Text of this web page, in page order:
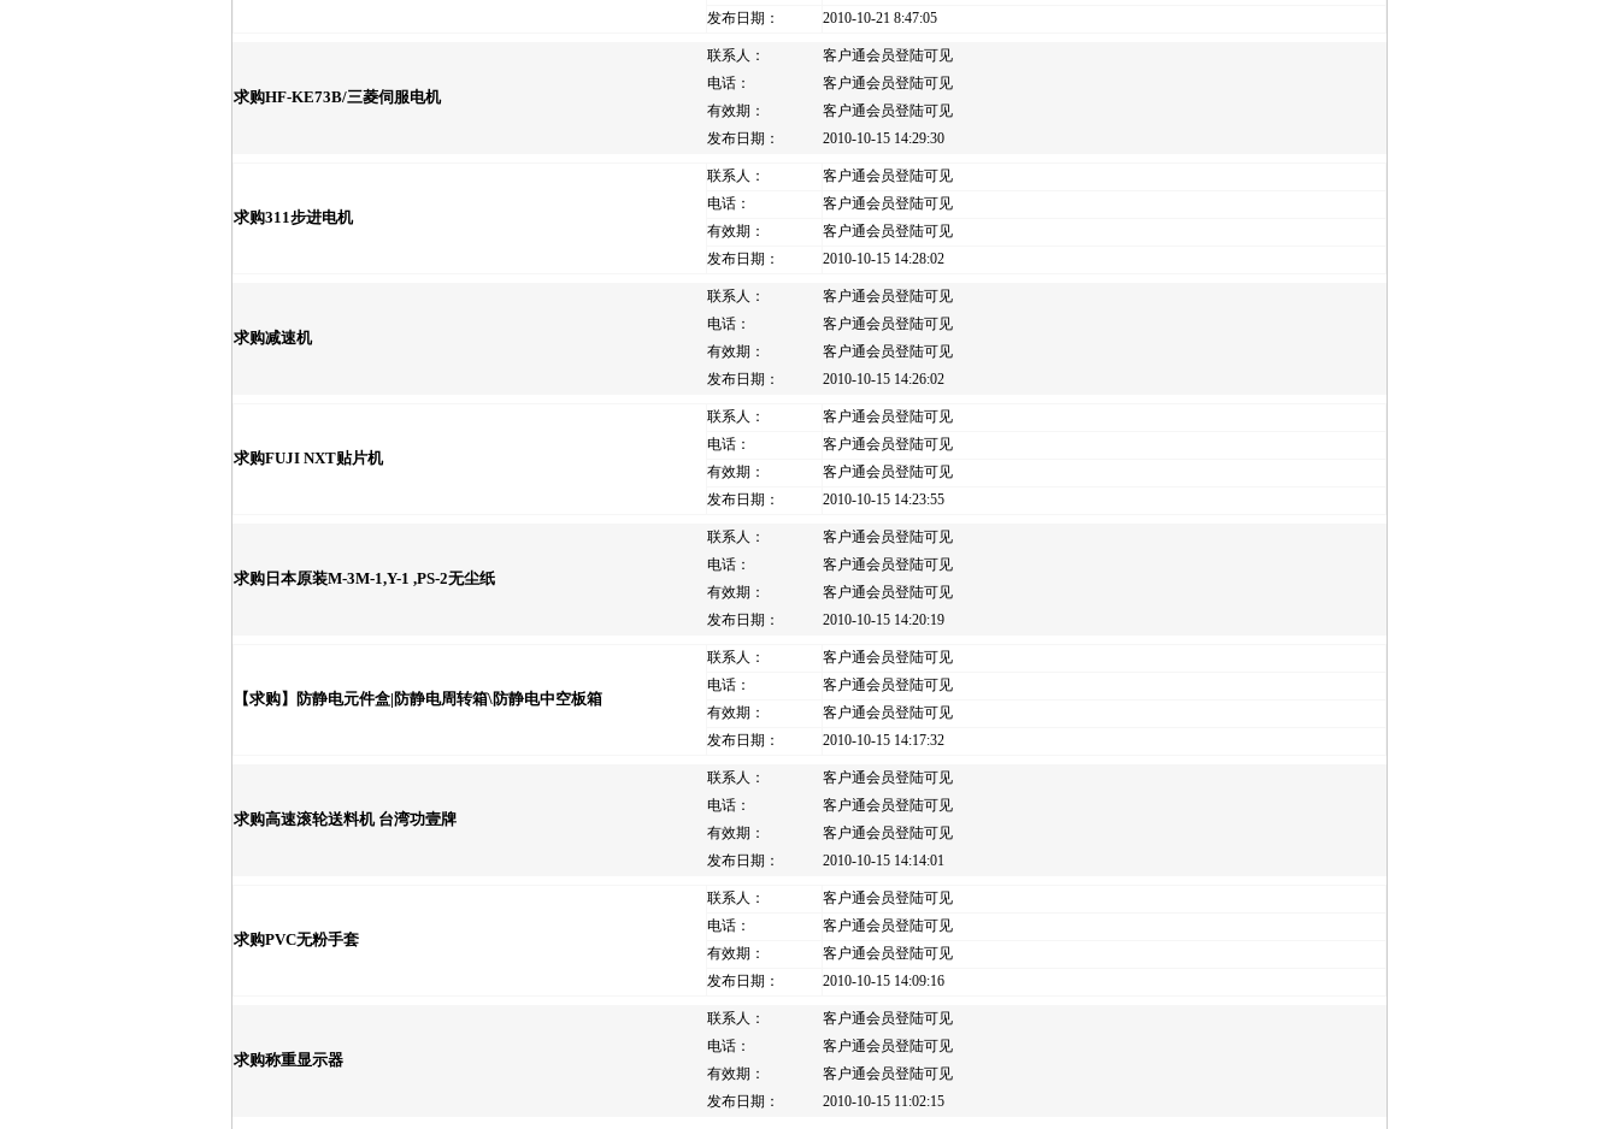
发布日期：
2010-10-21 8:47:05
求购HF-KE73B/三菱伺服电机
联系人：
客户通会员登陆可见
电话：
客户通会员登陆可见
有效期：
客户通会员登陆可见
发布日期：
2010-10-15 14:29:30
求购311步进电机
联系人：
客户通会员登陆可见
电话：
客户通会员登陆可见
有效期：
客户通会员登陆可见
发布日期：
2010-10-15 14:28:02
求购减速机
联系人：
客户通会员登陆可见
电话：
客户通会员登陆可见
有效期：
客户通会员登陆可见
发布日期：
2010-10-15 14:26:02
求购FUJI NXT贴片机
联系人：
客户通会员登陆可见
电话：
客户通会员登陆可见
有效期：
客户通会员登陆可见
发布日期：
2010-10-15 14:23:55
求购日本原装M-3M-1,Y-1 ,PS-2无尘纸
联系人：
客户通会员登陆可见
电话：
客户通会员登陆可见
有效期：
客户通会员登陆可见
发布日期：
2010-10-15 14:20:19
【求购】防静电元件盒|防静电周转箱\防静电中空板箱
联系人：
客户通会员登陆可见
电话：
客户通会员登陆可见
有效期：
客户通会员登陆可见
发布日期：
2010-10-15 14:17:32
求购高速滚轮送料机 台湾功壹牌
联系人：
客户通会员登陆可见
电话：
客户通会员登陆可见
有效期：
客户通会员登陆可见
发布日期：
2010-10-15 14:14:01
求购PVC无粉手套
联系人：
客户通会员登陆可见
电话：
客户通会员登陆可见
有效期：
客户通会员登陆可见
发布日期：
2010-10-15 14:09:16
求购称重显示器
联系人：
客户通会员登陆可见
电话：
客户通会员登陆可见
有效期：
客户通会员登陆可见
发布日期：
2010-10-15 11:02:15